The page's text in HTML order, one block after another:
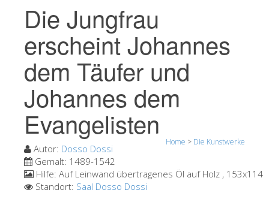
Veranstaltungen & Ausstellungen
Besucher Bewertungen
Kontakt
Die Uffizien entdecken
Jetzt buchen
Virtuelle Tour
Die Kunstwerke
Die Säle
Die Künstler
Die Jungfrau
erscheint Johannes
dem Täufer und
Johannes dem
Evangelisten
Home > Die Kunstwerke
Autor: Dosso Dossi
Gemalt: 1489-1542
Hilfe: Auf Leinwand übertragenes Öl auf Holz , 153x114
Standort: Saal Dosso Dossi